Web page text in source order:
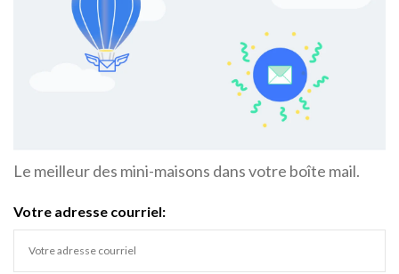
Le meilleur des mini-maisons dans votre boîte mail.
Votre adresse courriel: